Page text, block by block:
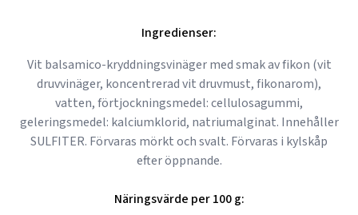
Ingredienser:
Vit balsamico-kryddningsvinäger med smak av fikon (vit
druvvinäger, koncentrerad vit druvmust, fikonarom),
vatten, förtjockningsmedel: cellulosagummi,
geleringsmedel: kalciumklorid, natriumalginat. Innehåller
SULFITER. Förvaras mörkt och svalt. Förvaras i kylskåp
efter öppnande.
Näringsvärde per 100 g: